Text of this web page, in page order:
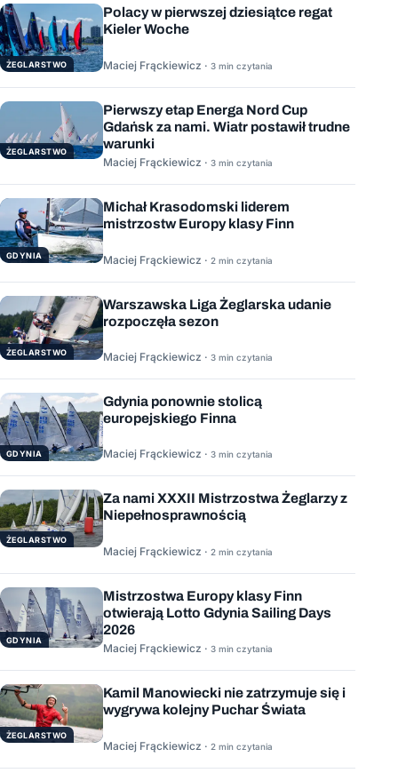
ŻEGLARSTWO
Polacy w pierwszej dziesiątce regat
Kieler Woche
Maciej Frąckiewicz · 3 min czytania
ŻEGLARSTWO
Pierwszy etap Energa Nord Cup
Gdańsk za nami. Wiatr postawił trudne
warunki
Maciej Frąckiewicz · 3 min czytania
GDYNIA
Michał Krasodomski liderem
mistrzostw Europy klasy Finn
Maciej Frąckiewicz · 2 min czytania
ŻEGLARSTWO
Warszawska Liga Żeglarska udanie
rozpoczęła sezon
Maciej Frąckiewicz · 3 min czytania
GDYNIA
Gdynia ponownie stolicą
europejskiego Finna
Maciej Frąckiewicz · 3 min czytania
ŻEGLARSTWO
Za nami XXXII Mistrzostwa Żeglarzy z
Niepełnosprawnością
Maciej Frąckiewicz · 2 min czytania
GDYNIA
Mistrzostwa Europy klasy Finn
otwierają Lotto Gdynia Sailing Days
2026
Maciej Frąckiewicz · 3 min czytania
ŻEGLARSTWO
Kamil Manowiecki nie zatrzymuje się i
wygrywa kolejny Puchar Świata
Maciej Frąckiewicz · 2 min czytania